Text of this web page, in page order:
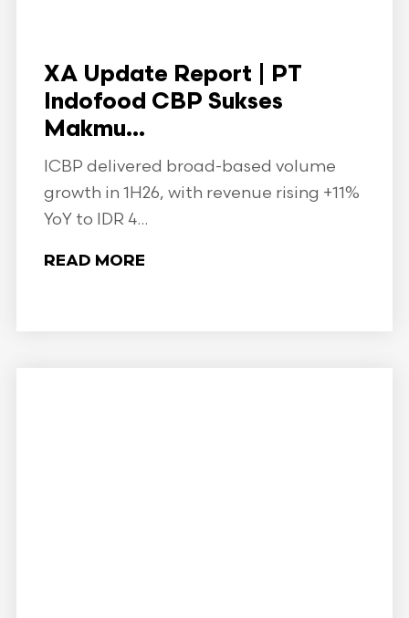
XA Update Report | PT
Indofood CBP Sukses
Makmu...
ICBP delivered broad-based volume
growth in 1H26, with revenue rising +11%
YoY to IDR 4...
READ MORE